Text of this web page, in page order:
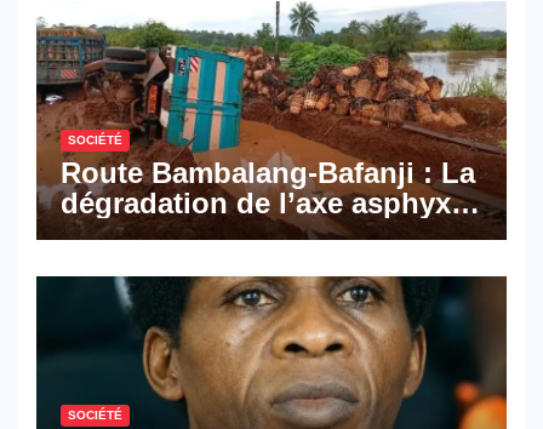
numériques made in
Cameroon
SOCIÉTÉ
Route Bambalang-Bafanji : La
dégradation de l’axe asphyxie
les activités économiques
SOCIÉTÉ